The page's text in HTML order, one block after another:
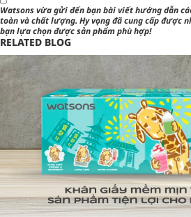
Watsonsvừa gửi đến bạn bài viết hướng dẫn
toàn và chất lượng. Hy vọng đã cung cấp được
bạn lựa chọn được sản phẩm phù hợp!
RELATED BLOG